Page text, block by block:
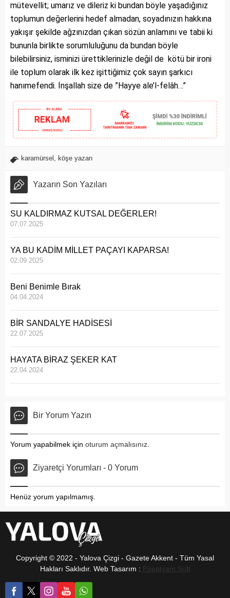
mütevellit; umarız ve dileriz ki bundan böyle yaşadığınız
toplumun değerlerini hedef almadan, soyadınızın hakkına
yakışır şekilde ağzınızdan çıkan sözün anlamını ve tabii ki
bununla birlikte sorumluluğunu da bundan böyle
bilebilirsiniz, isminizi ürettiklerinizle değil de kötü bir ironi
ile toplum olarak ilk kez işittiğimiz çok sayın şarkıcı
hanımefendi. İnşallah size de ”Hayye ale’l-felâh…”
karamürsel , köşe yazarı
Yazarın Son Yazıları
SU KALDIRMAZ KUTSAL DEĞERLER!
07.07.2025
YA BU KADİM MİLLET PAÇAYI KAPARSA!
02.09.2025
Beni Benimle Bırak
04.04.2024
BİR SANDALYE HADİSESİ
22.07.2025
HAYATA BİRAZ ŞEKER KAT
22.04.2024
Bir Yorum Yazın
Yorum yapabilmek için oturum açmalısınız
Ziyaretçi Yorumları - 0 Yorum
Henüz yorum yapılmamış.
Copyright © 2022 - Yalova Çizgi - Gazete Akkent - Tüm Yasal
Hakları Saklıdır. Web Tasarım : Papatyam Soft